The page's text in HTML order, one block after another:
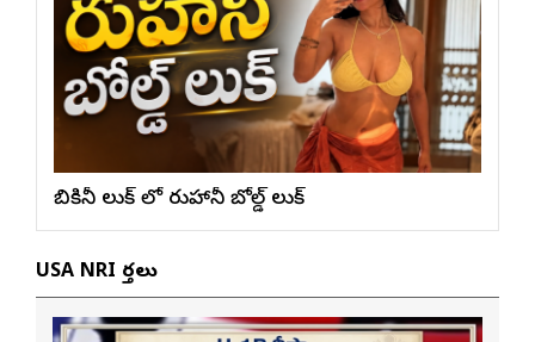
బికినీ లుక్ లో రుహానీ బోల్డ్ లుక్
USA NRI వార్తలు